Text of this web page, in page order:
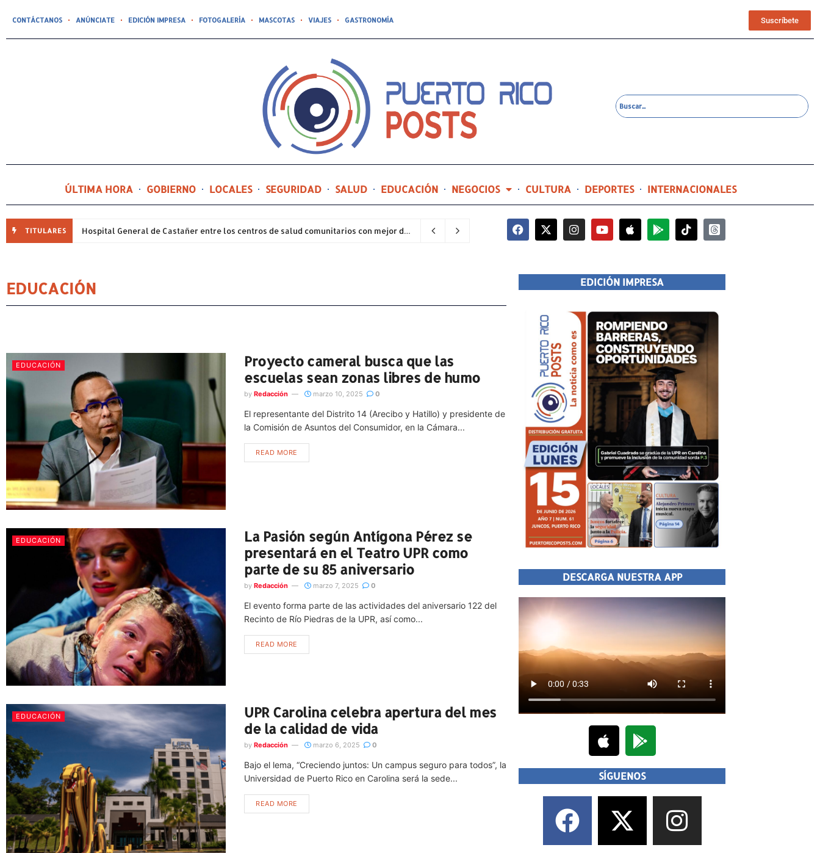
CONTÁCTANOS ANÚNCIATE EDICIÓN IMPRESA FOTOGALERÍA MASCOTAS VIAJES GASTRONOMÍA Suscríbete
ÚLTIMA HORA GOBIERNO LOCALES SEGURIDAD SALUD EDUCACIÓN NEGOCIOS CULTURA DEPORTES INTERNACIONALES
TITULARES Hospital General de Castañer entre los centros de salud comunitarios con mejor desempeño clínico de Estados Unidos 17 horas ago
EDUCACIÓN
EDUCACIÓN
Proyecto cameral busca que las
escuelas sean zonas libres de humo
by Redacción marzo 10, 2025 0
El representante del Distrito 14 (Arecibo y Hatillo) y presidente de
la Comisión de Asuntos del Consumidor, en la Cámara...
READ MORE
EDUCACIÓN
La Pasión según Antígona Pérez se
presentará en el Teatro UPR como
parte de su 85 aniversario
by Redacción marzo 7, 2025 0
El evento forma parte de las actividades del aniversario 122 del
Recinto de Río Piedras de la UPR, así como...
READ MORE
EDUCACIÓN
UPR Carolina celebra apertura del mes
de la calidad de vida
by Redacción marzo 6, 2025 0
Bajo el lema, “Creciendo juntos: Un campus seguro para todos”, la
Universidad de Puerto Rico en Carolina será la sede...
READ MORE
EDICIÓN IMPRESA
DESCARGA NUESTRA APP
SÍGUENOS